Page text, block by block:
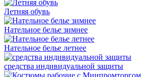
Летняя обувь
Нательное белье зимнее
Нательное белье летнее
средства индивидуальной защиты